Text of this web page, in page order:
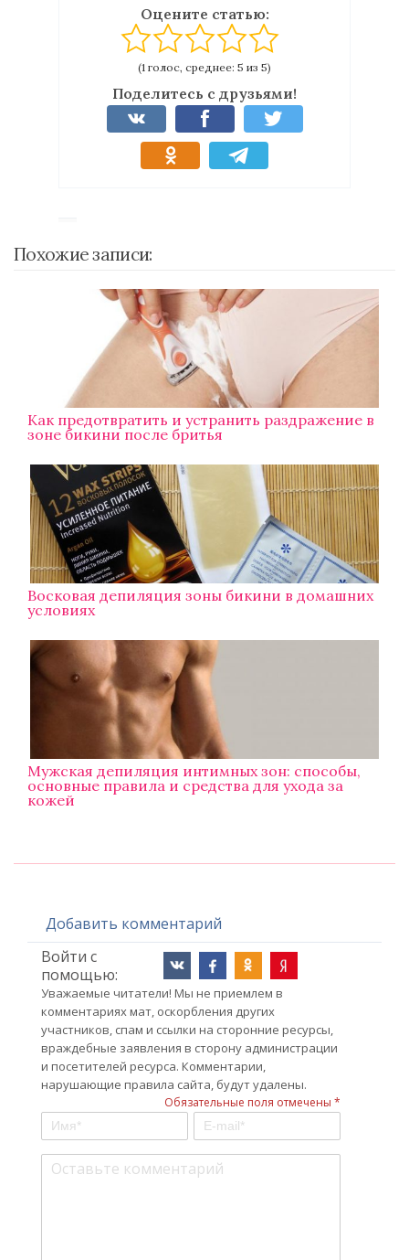
Оцените статью:
(1 голос, среднее: 5 из 5)
Поделитесь с друзьями!
Похожие записи:
Как предотвратить и устранить раздражение в
зоне бикини после бритья
Восковая депиляция зоны бикини в домашних
условиях
Мужская депиляция интимных зон: способы,
основные правила и средства для ухода за
кожей
Добавить комментарий
Войти с
помощью:
Уважаемые читатели! Мы не приемлем в
комментариях мат, оскорбления других
участников, спам и ссылки на сторонние ресурсы,
враждебные заявления в сторону администрации
и посетителей ресурса. Комментарии,
нарушающие правила сайта, будут удалены.
Обязательные поля отмечены *